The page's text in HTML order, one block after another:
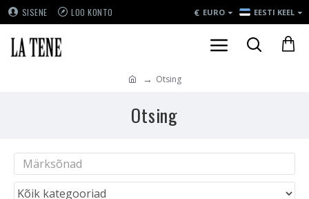
SISENE LOO KONTO € EURO EESTI KEEL
Otsing
Otsing